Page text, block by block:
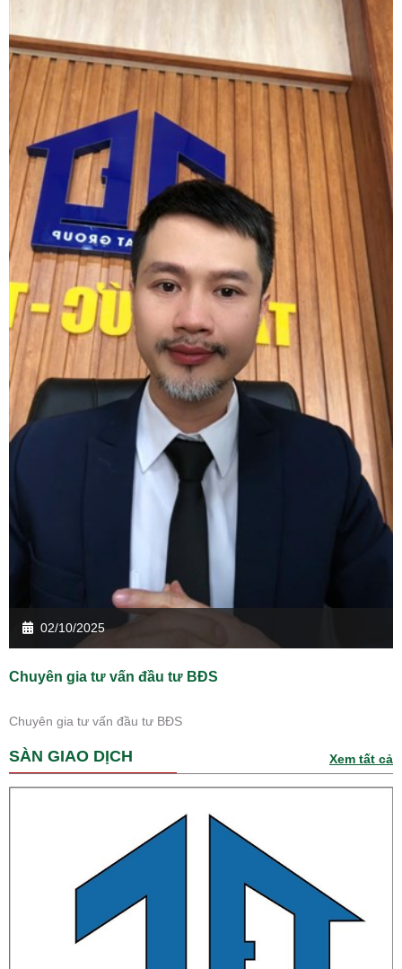
02/10/2025
Chuyên gia tư vấn đầu tư BĐS
Chuyên gia tư vấn đầu tư BĐS
SÀN GIAO DỊCH Xem tất cả